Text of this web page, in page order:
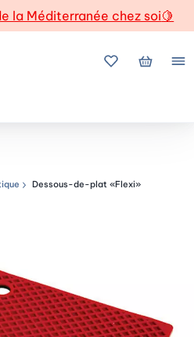
la Méditerranée chez soi🍋
Mes favoris
Mon
Dessous-de-plat «Flexi»